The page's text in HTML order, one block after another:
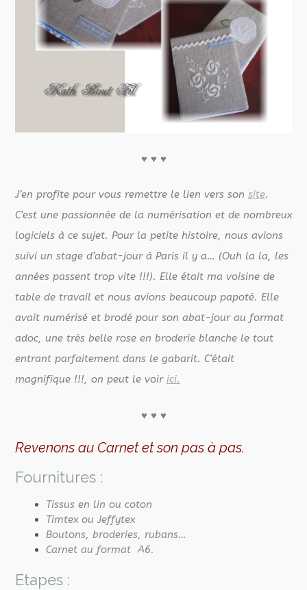
♥ ♥ ♥
J’en profite pour vous remettre le lien vers son site.
C’est une passionnée de la numérisation et de nombreux
logiciels à ce sujet. Pour la petite histoire, nous avions
suivi un stage d’abat-jour à Paris il y a… (Ouh la la, les
années passent trop vite !!!). Elle était ma voisine de
table de travail et nous avions beaucoup papoté. Elle
avait numérisé et brodé pour son abat-jour au format
adoc, une très belle rose en broderie blanche le tout
entrant parfaitement dans le gabarit. C’était
magnifique !!!, on peut le voir ici.
♥ ♥ ♥
Revenons au Carnet et son pas à pas.
Fournitures :
Tissus en lin ou coton
Timtex ou Jeffytex
Boutons, broderies, rubans…
Carnet au format A6.
Etapes :